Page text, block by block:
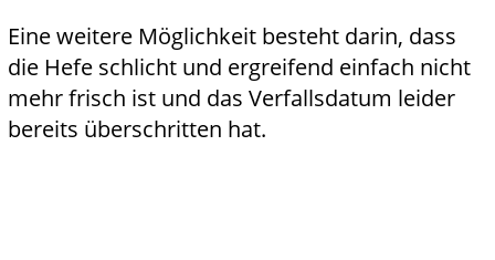
Eine weitere Möglichkeit besteht darin, dass
die Hefe schlicht und ergreifend einfach nicht
mehr frisch ist und das Verfallsdatum leider
bereits überschritten hat.